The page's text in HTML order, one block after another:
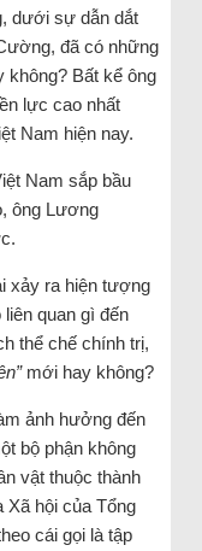
dưới sự dẫn dắt
đã có những
Bất kể ông
lực cao nhất
Nam hiện nay.
Nam sắp bầu
ông Lương
xảy ra hiện tượng
quan gì đến
thể chế chính trị,
mới hay không?
ảnh hưởng đến
bộ phận không
vật thuộc thành
Xã hội của Tổng
cái gọi là tập